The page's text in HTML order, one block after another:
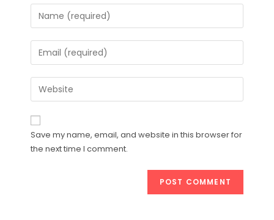
Save my name, email, and website in this browser for
the next time I comment.